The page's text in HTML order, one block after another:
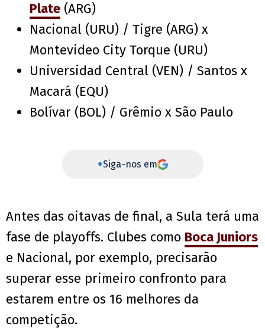
Plate (ARG)
Nacional (URU) / Tigre (ARG) x
Montevideo City Torque (URU)
Universidad Central (VEN) / Santos x
Macará (EQU)
Bolívar (BOL) / Grêmio x São Paulo
+Siga-nos em
Antes das oitavas de final, a Sula terá uma
fase de playoffs. Clubes como Boca Juniors
e Nacional, por exemplo, precisarão
superar esse primeiro confronto para
estarem entre os 16 melhores da
competição.